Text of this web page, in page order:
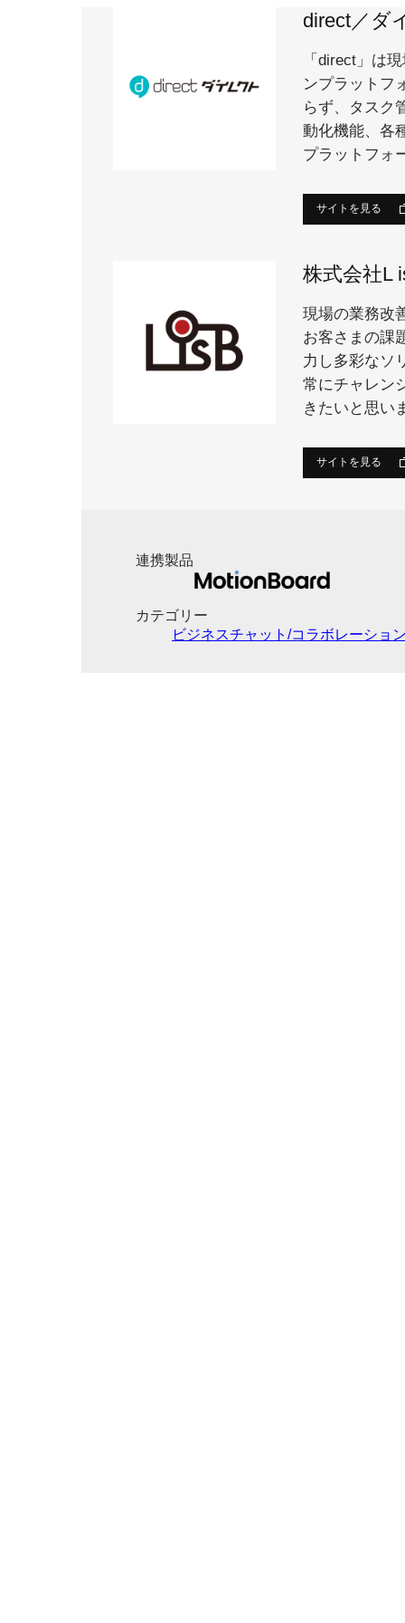
direct／ダ
「direct」は
ンプラットフ
らず、タスク
動化機能、各
プラットフォ
サイトを見る
株式会社L
現場の業務改
お客さまの課
力し多彩なソ
常にチャレン
きたいと思い
サイトを見る
連携製品
カテゴリー
ビジネスチャット/コラボレーショ